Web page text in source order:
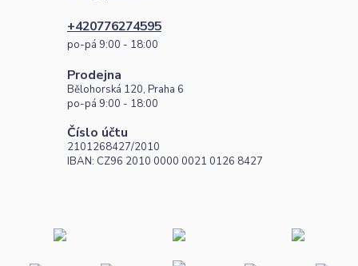
+420776274595
po-pá 9:00 - 18:00
Prodejna
Bělohorská 120, Praha 6
po-pá 9:00 - 18:00
Číslo účtu
2101268427/2010
IBAN: CZ96 2010 0000 0021 0126 8427